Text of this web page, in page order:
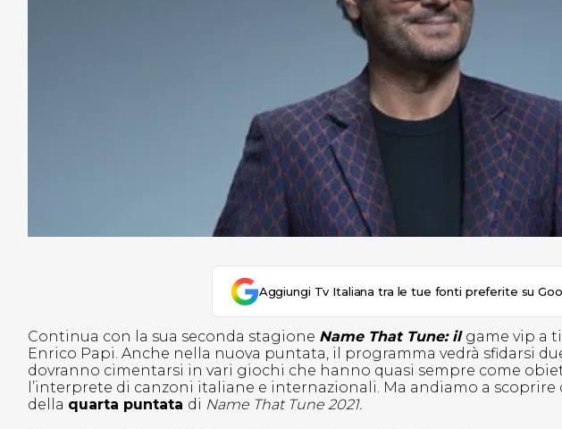
Aggiungi Tv Italiana tra le tue fonti preferite su
Continua con la sua seconda stagione Name That Tune: il game vip a
Enrico Papi. Anche nella nuova puntata, il programma vedrà sfidarsi
dovranno cimentarsi in vari giochi che hanno quasi sempre come
l’interprete di canzoni italiane e internazionali. Ma andiamo a scoprire
della quarta puntata di Name That Tune 2021.